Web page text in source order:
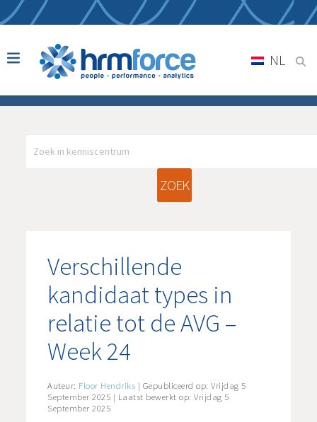
NL
ZOEK
Verschillende
kandidaat types in
relatie tot de AVG –
Week 24
Auteur: Floor Hendriks | Gepubliceerd op:Vrijdag 5
September 2025 | Laatst bewerkt op:Vrijdag 5
September 2025